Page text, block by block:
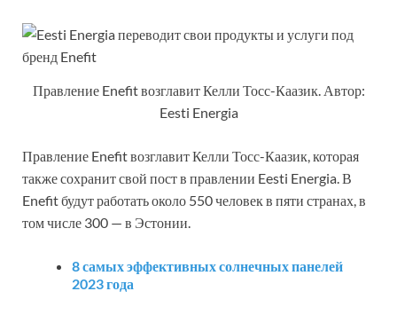
Правление Enefit возглавит Келли Тосс-Каазик. Автор:
Eesti Energia
Правление Enefit возглавит Келли Тосс-Каазик, которая
также сохранит свой пост в правлении Eesti Energia. В
Enefit будут работать около 550 человек в пяти странах, в
том числе 300 — в Эстонии.
8 самых эффективных солнечных панелей
2023 года